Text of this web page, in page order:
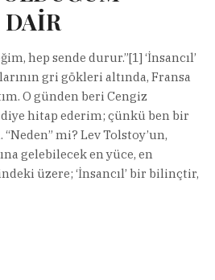
DAİR
hep sende durur.”[1] ‘İnsancıl’
gri gökleri altında, Fransa
O günden beri Cengiz
diye hitap ederim; çünkü ben bir
“Neden” mi? Lev Tolstoy’un,
gelebilecek en yüce, en
üzere; ‘İnsancıl’ bir bilinçtir,